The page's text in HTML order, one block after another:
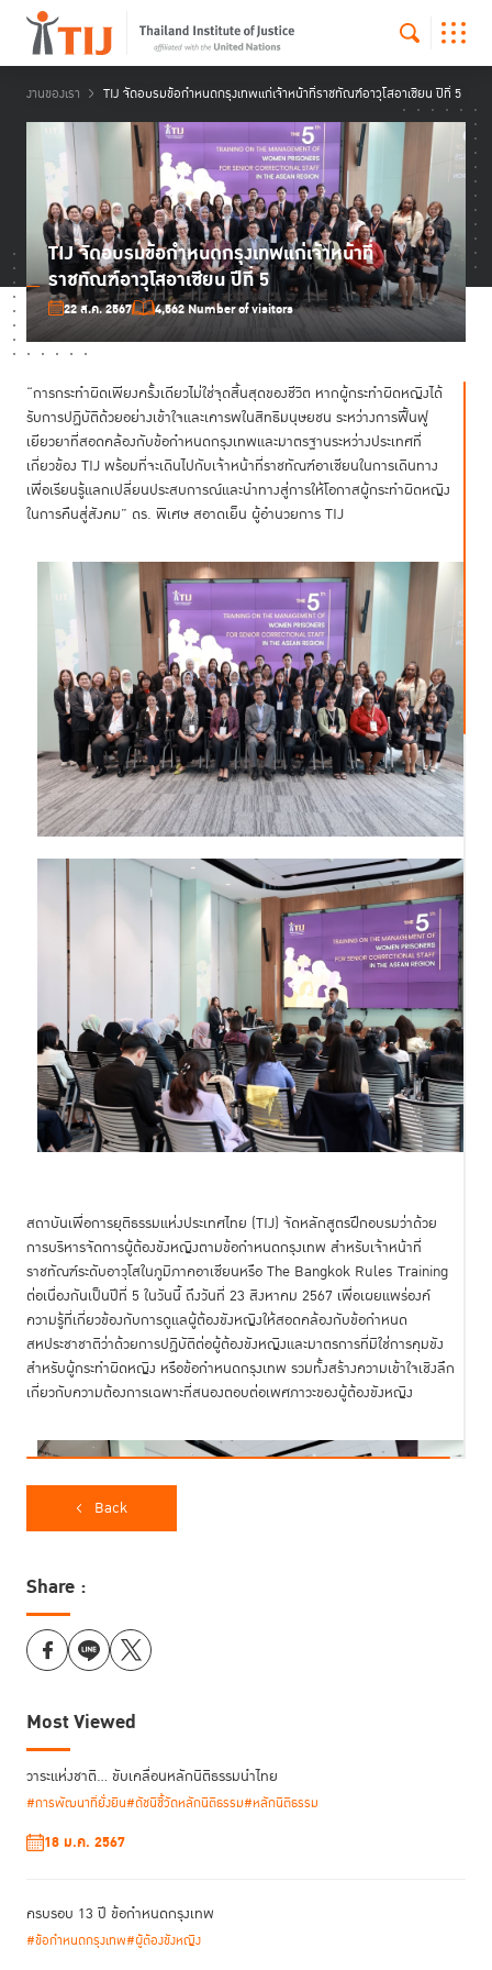
งานของเรา TIJ จัดอบรมข้อกำหนดกรุงเทพแก่เจ้าหน้าที่ราชทัณฑ์อาวุโสอาเซียน ปีที่ 5
TIJ จัดอบรมข้อกำหนดกรุงเทพแก่เจ้าหน้าที่
ราชทัณฑ์อาวุโสอาเซียน ปีที่ 5
22 ส.ค. 2567 4,562 Number of visitors
“การกระทำผิดเพียงครั้งเดียวไม่ใช่จุดสิ้นสุดของชีวิต หากผู้กระทำผิดหญิงได้
รับการปฏิบัติด้วยอย่างเข้าใจและเคารพในสิทธิมนุษยชน ระหว่างการฟื้นฟู
เยียวยาที่สอดคล้องกับข้อกำหนดกรุงเทพและมาตรฐานระหว่างประเทศที่
เกี่ยวข้อง TIJ พร้อมที่จะเดินไปกับเจ้าหน้าที่ราชทัณฑ์อาเซียนในการเดินทาง
เพื่อเรียนรู้แลกเปลี่ยนประสบการณ์และนำทางสู่การให้โอกาสผู้กระทำผิดหญิง
ในการคืนสู่สังคม” ดร. พิเศษ สอาดเย็น ผู้อำนวยการ TIJ
สถาบันเพื่อการยุติธรรมแห่งประเทศไทย (TIJ) จัดหลักสูตรฝึกอบรมว่าด้วย
การบริหารจัดการผู้ต้องขังหญิงตามข้อกำหนดกรุงเทพ สำหรับเจ้าหน้าที่
ราชทัณฑ์ระดับอาวุโสในภูมิภาคอาเซียนหรือ The Bangkok Rules Training
ต่อเนื่องกันเป็นปีที่ 5 ในวันนี้ ถึงวันที่ 23 สิงหาคม 2567 เพื่อเผยแพร่องค์
ความรู้ที่เกี่ยวข้องกับการดูแลผู้ต้องขังหญิงให้สอดคล้องกับข้อกำหนด
สหประชาชาติว่าด้วยการปฏิบัติต่อผู้ต้องขังหญิงและมาตรการที่มิใช่การคุมขัง
สำหรับผู้กระทำผิดหญิง หรือข้อกำหนดกรุงเทพ รวมทั้งสร้างความเข้าใจเชิงลึก
เกี่ยวกับความต้องการเฉพาะที่สนองตอบต่อเพศภาวะของผู้ต้องขังหญิง
Back
Share :
Most Viewed
วาระแห่งชาติ… ขับเคลื่อนหลักนิติธรรมนำไทย
#การพัฒนาที่ยั่งยืน#ดัชนีชี้วัดหลักนิติธรรม#หลักนิติธรรม
18 ม.ค. 2567
ครบรอบ 13 ปี ข้อกำหนดกรุงเทพ
#ข้อกำหนดกรุงเทพ#ผู้ต้องขังหญิง